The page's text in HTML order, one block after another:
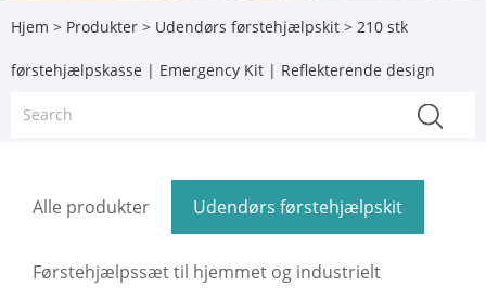
Hjem > Produkter > Udendørs førstehjælpskit > 210 stk
førstehjælpskasse | Emergency Kit | Reflekterende design
Alle produkter Udendørs førstehjælpskit
Førstehjælpssæt til hjemmet og industrielt